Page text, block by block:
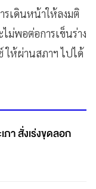
รเดินหน้าให้ลงมติ
ไม่พอต่อการเข็นร่าง
ให้ผ่านสภาฯ ไปได้
า สั่งเร่งขุดลอก